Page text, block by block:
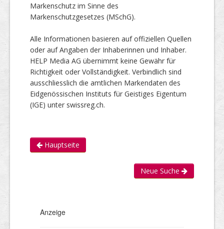
Markenschutz im Sinne des
Markenschutzgesetzes (MSchG).
Alle Informationen basieren auf offiziellen Quellen
oder auf Angaben der Inhaberinnen und Inhaber.
HELP Media AG übernimmt keine Gewähr für
Richtigkeit oder Vollständigkeit. Verbindlich sind
ausschliesslich die amtlichen Markendaten des
Eidgenössischen Instituts für Geistiges Eigentum
(IGE) unter swissreg.ch.
Hauptseite
Neue Suche